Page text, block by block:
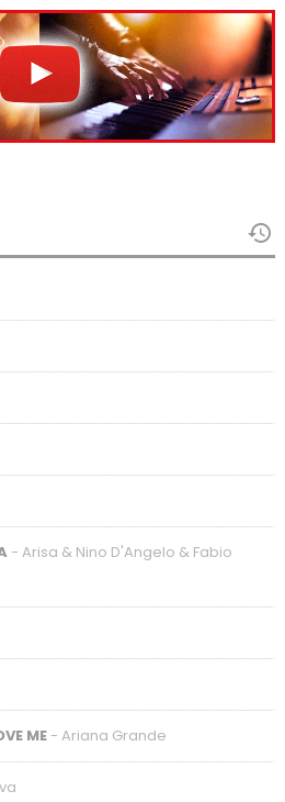
- Arisa & Nino D'Angelo & Fabio
ME- Ariana Grande